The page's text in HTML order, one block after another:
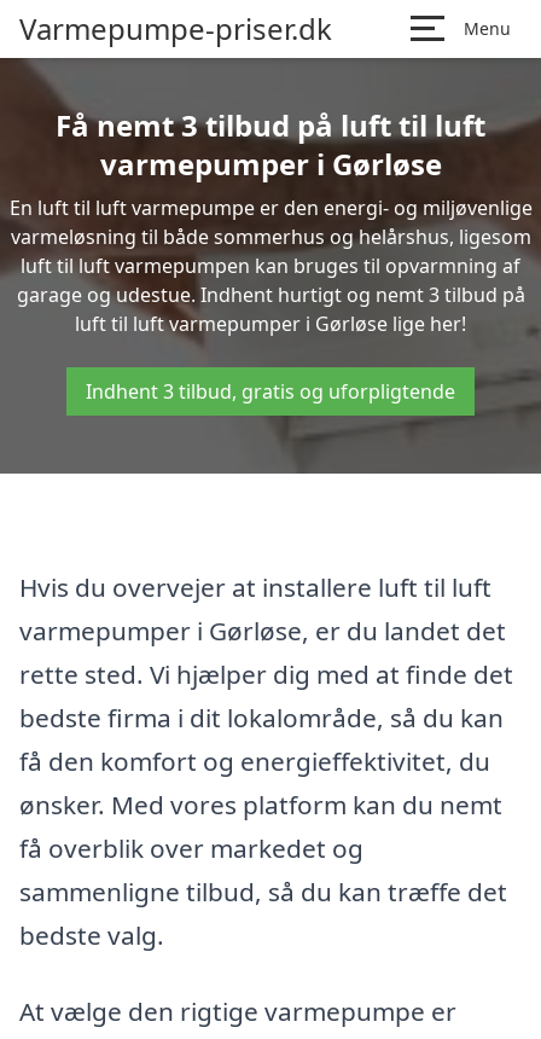
Varmepumpe-priser.dk Menu
Få nemt 3 tilbud på luft til luft
varmepumper i Gørløse
En luft til luft varmepumpe er den energi- og miljøvenlige
varmeløsning til både sommerhus og helårshus, ligesom
luft til luft varmepumpen kan bruges til opvarmning af
garage og udestue. Indhent hurtigt og nemt 3 tilbud på
luft til luft varmepumper i Gørløse lige her!
Indhent 3 tilbud, gratis og uforpligtende
Hvis du overvejer at installere luft til luft
varmepumper i Gørløse, er du landet det
rette sted. Vi hjælper dig med at finde det
bedste firma i dit lokalområde, så du kan
få den komfort og energieffektivitet, du
ønsker. Med vores platform kan du nemt
få overblik over markedet og
sammenligne tilbud, så du kan træffe det
bedste valg.
At vælge den rigtige varmepumpe er